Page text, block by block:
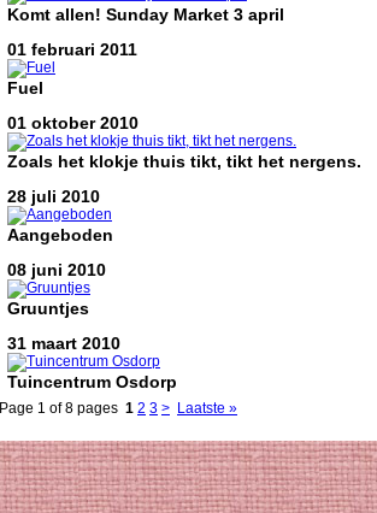
Komt allen! Sunday Market 3 april
01 februari 2011
Fuel
01 oktober 2010
Zoals het klokje thuis tikt, tikt het nergens.
28 juli 2010
Aangeboden
08 juni 2010
Gruuntjes
31 maart 2010
Tuincentrum Osdorp
Page 1 of 8 pages 1 2 3 > Laatste »